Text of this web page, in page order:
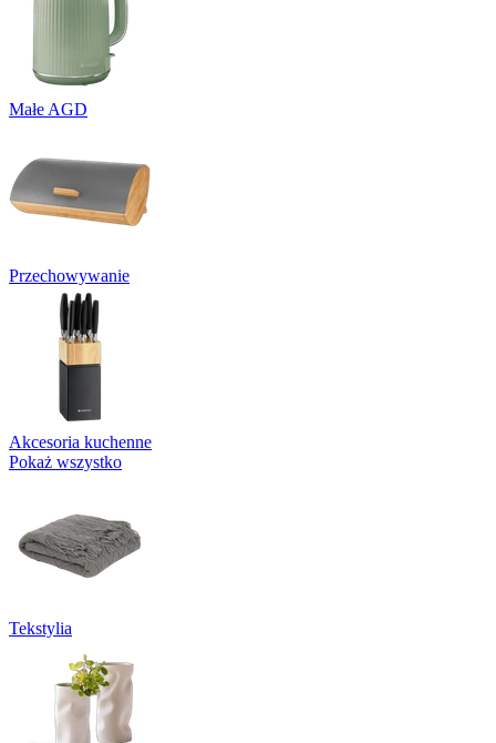
Małe AGD
Przechowywanie
Akcesoria kuchenne
Pokaż wszystko
Tekstylia